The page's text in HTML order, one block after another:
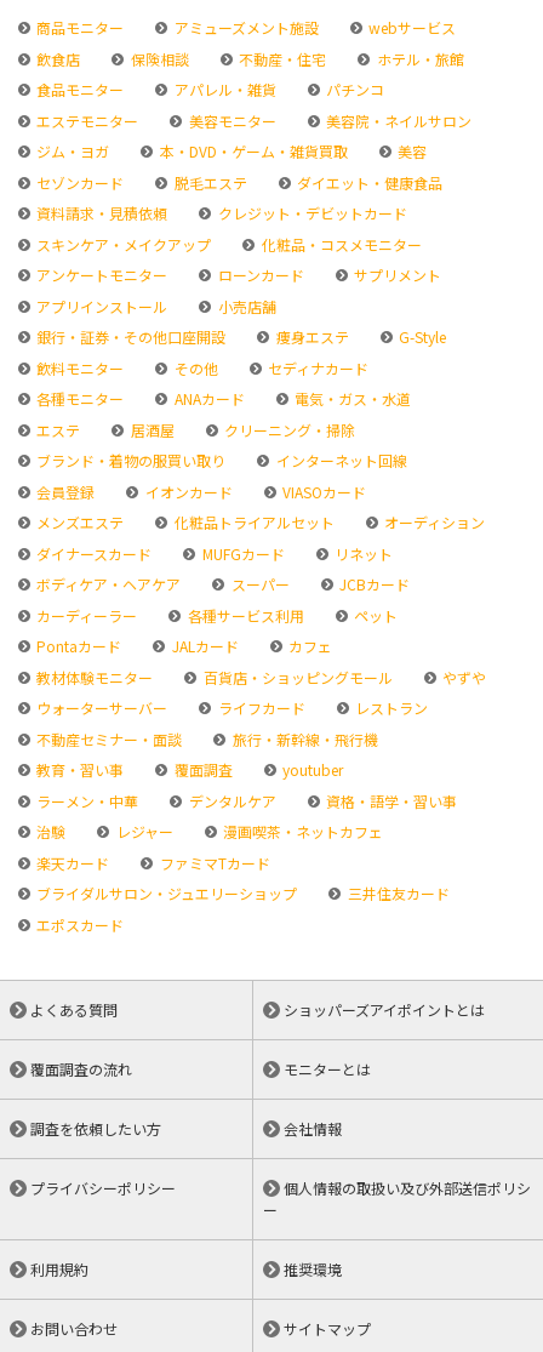
商品モニター アミューズメント施設
webサービス
飲食店
保険相談 不動産・住宅
ホテル・旅館
食品モニター
アパレル・雑貨
パチンコ
エステモニター
美容モニター
美容院・ネイルサロン
ジム・ヨガ
本・DVD・ゲーム・雑貨買取
美容
セゾンカード
脱毛エステ
ダイエット・健康食品
資料請求・見積依頼
クレジット・デビットカード
スキンケア・メイクアップ
化粧品・コスメモニター
アンケートモニター
ローンカード
サプリメント
アプリインストール
小売店舗
銀行・証券・その他口座開設
痩身エステ
G-Style
飲料モニター
その他
セディナカード
各種モニター
ANAカード
電気・ガス・水道
エステ
居酒屋
クリーニング・掃除
ブランド・着物の服買い取り
インターネット回線
会員登録
イオンカード
VIASOカード
メンズエステ
化粧品トライアルセット
オーディション
ダイナースカード
MUFGカード
リネット
ボディケア・ヘアケア
スーパー
JCBカード
カーディーラー
各種サービス利用
ペット
Pontaカード
JALカード
カフェ
教材体験モニター
百貨店・ショッピングモール
やずや
ウォーターサーバー
ライフカード
レストラン
不動産セミナー・面談
旅行・新幹線・飛行機
教育・習い事
覆面調査
youtuber
ラーメン・中華
デンタルケア
資格・語学・習い事
治験
レジャー
漫画喫茶・ネットカフェ
楽天カード
ファミマTカード
ブライダルサロン・ジュエリーショップ
三井住友カード
エポスカード
よくある質問 ショッパーズアイポイントとは
覆面調査の流れ モニターとは
調査を依頼したい方 会社情報
プライバシーポリシー
個人情報の取扱い及び外部送信ポリシ
ー
利用規約 推奨環境
お問い合わせ サイトマップ